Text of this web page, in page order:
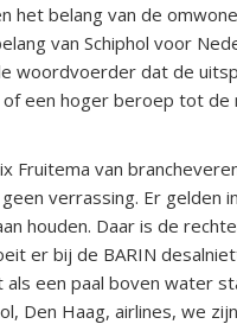
het belang van de
van Schiphol voor
woordvoerder dat de
een hoger beroep tot de
Fruitema van
verrassing. Er gelden
houden. Daar is de
er bij de BARIN
als een paal boven water
Den Haag, airlines, we